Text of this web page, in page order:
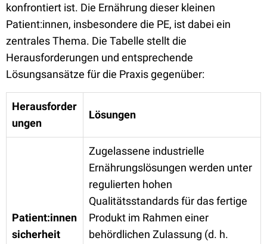
konfrontiert ist. Die Ernährung dieser kleinen
Patient:innen, insbesondere die PE, ist dabei ein
zentrales Thema. Die Tabelle stellt die
Herausforderungen und entsprechende
Lösungsansätze für die Praxis gegenüber:
Herausforder
ungen
Lösungen
Patient:innen
sicherheit
Zugelassene industrielle
Ernährungslösungen werden unter
regulierten hohen
Qualitätsstandards für das fertige
Produkt im Rahmen einer
behördlichen Zulassung (d. h.